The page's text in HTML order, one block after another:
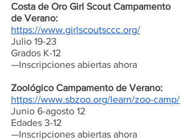
Costa de Oro Girl Scout Campamento
de Verano:
https://www.girlscoutsccc.org/
Julio 19-23
Grados K-12
—Inscripciones abiertas ahora
Zoológico Campamento de Verano:
https://www.sbzoo.org/learn/zoo-camp/
Junio 6-agosto 12
Edades 3-12
—Inscripciones abiertas ahora